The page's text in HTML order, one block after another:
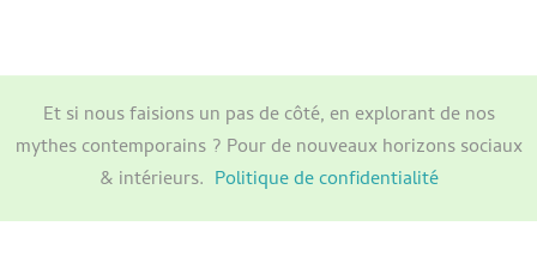
Et si nous faisions un pas de côté, en explorant de nos
mythes contemporains ? Pour de nouveaux horizons sociaux
& intérieurs. Politique de confidentialité